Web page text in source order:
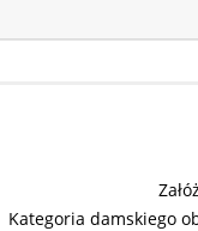
Kategoria damskiego